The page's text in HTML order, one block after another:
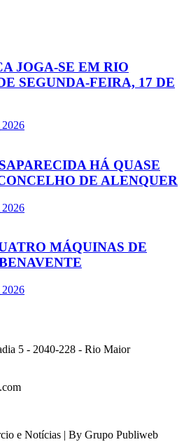
JOGA-SE EM RIO
SEGUNDA-FEIRA, 17 DE
HÁ QUASE
DE ALENQUER
MÁQUINAS DE
5 - 2040-228 - Rio Maior
e Notícias | By Grupo Publiweb